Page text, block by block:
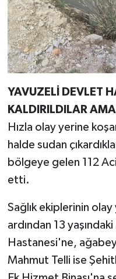
YAVUZELİ DEVLET
KALDIRILDILAR
Hızla olay yerine
halde sudan
bölgeye gelen 112
etti.
Sağlık ekiplerinin
ardından 13
Hastanesi'ne,
Mahmut Telli ise